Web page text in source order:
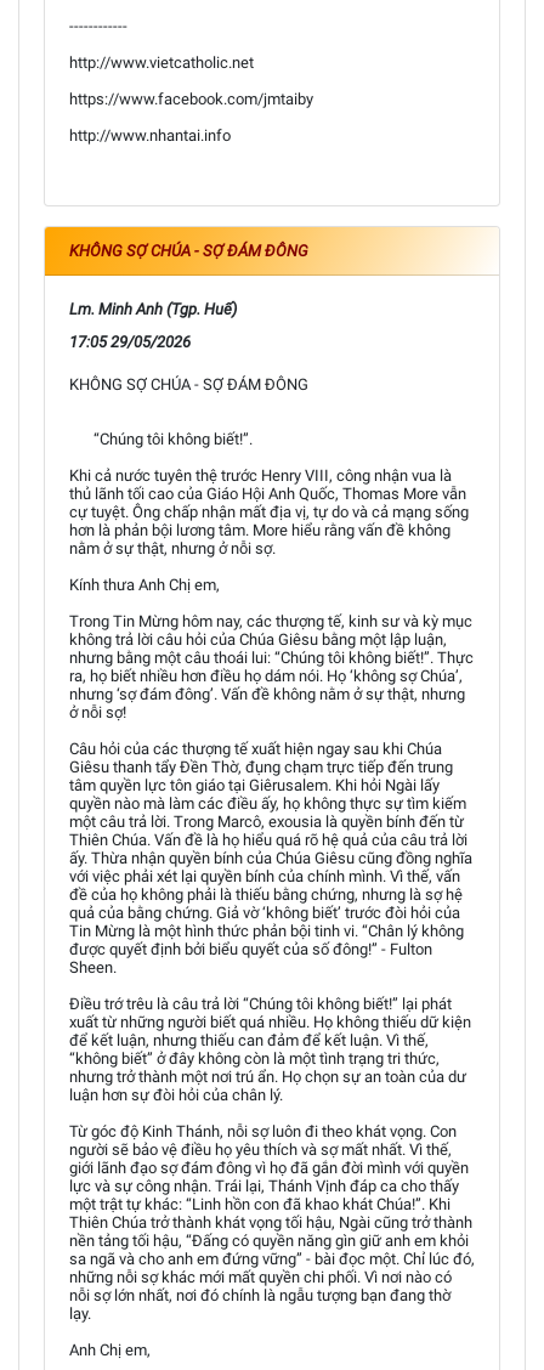
------------
http://www.vietcatholic.net
https://www.facebook.com/jmtaiby
http://www.nhantai.info
KHÔNG SỢ CHÚA - SỢ ĐÁM ĐÔNG
Lm. Minh Anh (Tgp. Huế)
17:05 29/05/2026
KHÔNG SỢ CHÚA - SỢ ĐÁM ĐÔNG
“Chúng tôi không biết!”.
Khi cả nước tuyên thệ trước Henry VIII, công nhận vua là
thủ lãnh tối cao của Giáo Hội Anh Quốc, Thomas More vẫn
cự tuyệt. Ông chấp nhận mất địa vị, tự do và cả mạng sống
hơn là phản bội lương tâm. More hiểu rằng vấn đề không
nằm ở sự thật, nhưng ở nỗi sợ.
Kính thưa Anh Chị em,
Trong Tin Mừng hôm nay, các thượng tế, kinh sư và kỳ mục
không trả lời câu hỏi của Chúa Giêsu bằng một lập luận,
nhưng bằng một câu thoái lui: “Chúng tôi không biết!”. Thực
ra, họ biết nhiều hơn điều họ dám nói. Họ ‘không sợ Chúa’,
nhưng ‘sợ đám đông’. Vấn đề không nằm ở sự thật, nhưng
ở nỗi sợ!
Câu hỏi của các thượng tế xuất hiện ngay sau khi Chúa
Giêsu thanh tẩy Đền Thờ, đụng chạm trực tiếp đến trung
tâm quyền lực tôn giáo tại Giêrusalem. Khi hỏi Ngài lấy
quyền nào mà làm các điều ấy, họ không thực sự tìm kiếm
một câu trả lời. Trong Marcô, exousia là quyền bính đến từ
Thiên Chúa. Vấn đề là họ hiểu quá rõ hệ quả của câu trả lời
ấy. Thừa nhận quyền bính của Chúa Giêsu cũng đồng nghĩa
với việc phải xét lại quyền bính của chính mình. Vì thế, vấn
đề của họ không phải là thiếu bằng chứng, nhưng là sợ hệ
quả của bằng chứng. Giả vờ ‘không biết’ trước đòi hỏi của
Tin Mừng là một hình thức phản bội tinh vi. “Chân lý không
được quyết định bởi biểu quyết của số đông!” - Fulton
Sheen.
Điều trớ trêu là câu trả lời “Chúng tôi không biết!” lại phát
xuất từ những người biết quá nhiều. Họ không thiếu dữ kiện
để kết luận, nhưng thiếu can đảm để kết luận. Vì thế,
“không biết” ở đây không còn là một tình trạng tri thức,
nhưng trở thành một nơi trú ẩn. Họ chọn sự an toàn của dư
luận hơn sự đòi hỏi của chân lý.
Từ góc độ Kinh Thánh, nỗi sợ luôn đi theo khát vọng. Con
người sẽ bảo vệ điều họ yêu thích và sợ mất nhất. Vì thế,
giới lãnh đạo sợ đám đông vì họ đã gắn đời mình với quyền
lực và sự công nhận. Trái lại, Thánh Vịnh đáp ca cho thấy
một trật tự khác: “Linh hồn con đã khao khát Chúa!”. Khi
Thiên Chúa trở thành khát vọng tối hậu, Ngài cũng trở thành
nền tảng tối hậu, “Đấng có quyền năng gìn giữ anh em khỏi
sa ngã và cho anh em đứng vững” - bài đọc một. Chỉ lúc đó,
những nỗi sợ khác mới mất quyền chi phối. Vì nơi nào có
nỗi sợ lớn nhất, nơi đó chính là ngẫu tượng bạn đang thờ
lạy.
Anh Chị em,